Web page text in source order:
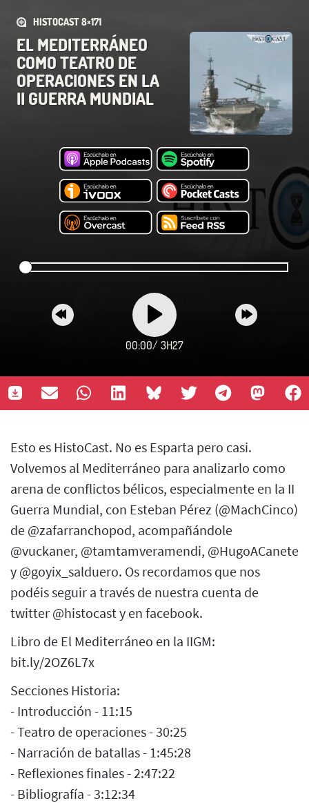
HISTOCAST 8×171
EL MEDITERRÁNEO
COMO TEATRO DE
OPERACIONES EN LA
II GUERRA MUNDIAL
00:00/ 3H27
Esto es HistoCast. No es Esparta pero casi.
Volvemos al Mediterráneo para analizarlo como
arena de conflictos bélicos, especialmente en la II
Guerra Mundial, con Esteban Pérez (@MachCinco)
de @zafarranchopod, acompañándole
@vuckaner, @tamtamveramendi, @HugoACanete
y @goyix_salduero. Os recordamos que nos
podéis seguir a través de nuestra cuenta de
twitter @histocast y en facebook.
Libro de El Mediterráneo en la IIGM:
bit.ly/2OZ6L7x
Secciones Historia:
- Introducción - 11:15
- Teatro de operaciones - 30:25
- Narración de batallas - 1:45:28
- Reflexiones finales - 2:47:22
- Bibliografía - 3:12:34